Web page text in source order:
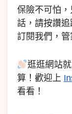
保險不可怕
話，請按讚追
訂閱我們，管
逛逛網站
算！歡迎上
看看！